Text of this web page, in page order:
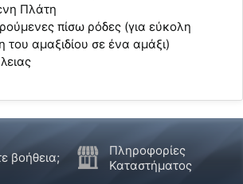
Πλάτη
πίσω ρόδες (για εύκολη
του αμαξιδίου σε ένα αμάξι)
βοήθεια;
Πληροφορίες
Καταστήματος